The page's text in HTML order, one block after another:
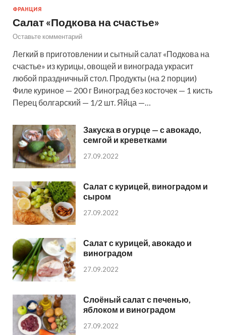
ФРАНЦИЯ
Салат «Подкова на счастье»
Оставьте комментарий
Легкий в приготовлении и сытный салат «Подкова на
счастье» из курицы, овощей и винограда украсит
любой праздничный стол. Продукты (на 2 порции)
Филе куриное — 200 г Виноград без косточек — 1 кисть
Перец болгарский — 1/2 шт. Яйца —…
Закуска в огурце — с авокадо,
семгой и креветками
27.09.2022
Салат с курицей, виноградом и
сыром
27.09.2022
Салат с курицей, авокадо и
виноградом
27.09.2022
Слоёный салат с печенью,
яблоком и виноградом
27.09.2022